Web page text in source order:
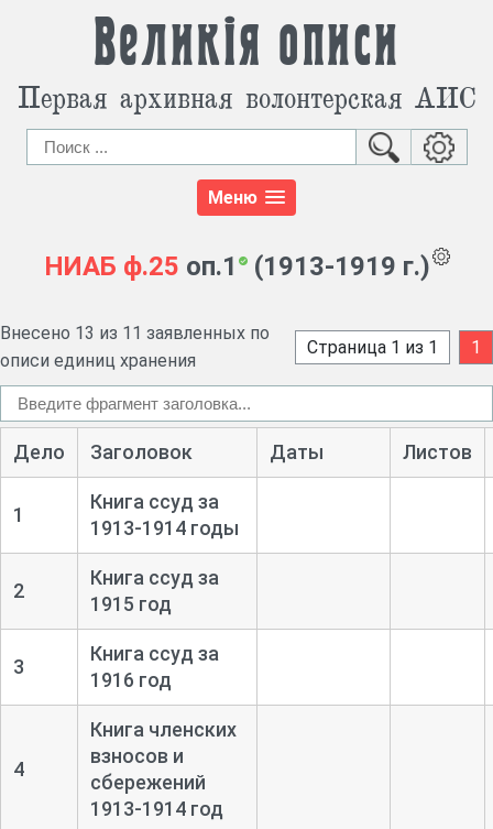
Великія описи
Первая архивная волонтерская АИС
Меню
НИАБ ф.25 оп.1 (1913-1919 г.)
Внесено 13 из 11 заявленных по
описи единиц хранения
Страница 1 из 1 1
Дело Заголовок Даты Листов
1
Книга ссуд за
1913-1914 годы
2
Книга ссуд за
1915 год
3
Книга ссуд за
1916 год
4
Книга членских
взносов и
сбережений
1913-1914 год